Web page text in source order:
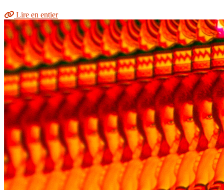
Lire en entier